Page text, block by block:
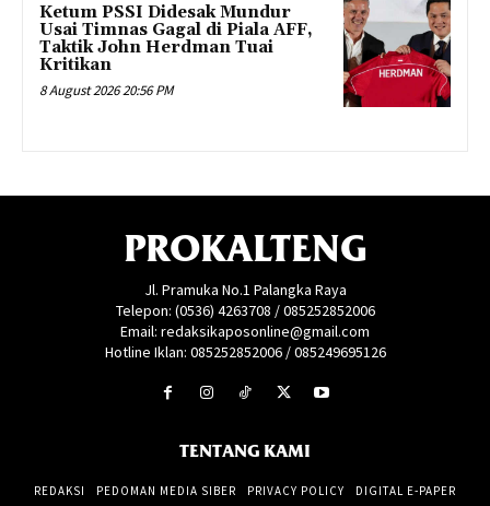
Ketum PSSI Didesak Mundur
Usai Timnas Gagal di Piala AFF,
Taktik John Herdman Tuai
Kritikan
8 August 2026 20:56 PM
PROKALTENG
Jl. Pramuka No.1 Palangka Raya
Telepon: (0536) 4263708 / 085252852006
Email: redaksikaposonline@gmail.com
Hotline Iklan: 085252852006 / 085249695126
TENTANG KAMI
REDAKSI PEDOMAN MEDIA SIBER PRIVACY POLICY DIGITAL E-PAPER